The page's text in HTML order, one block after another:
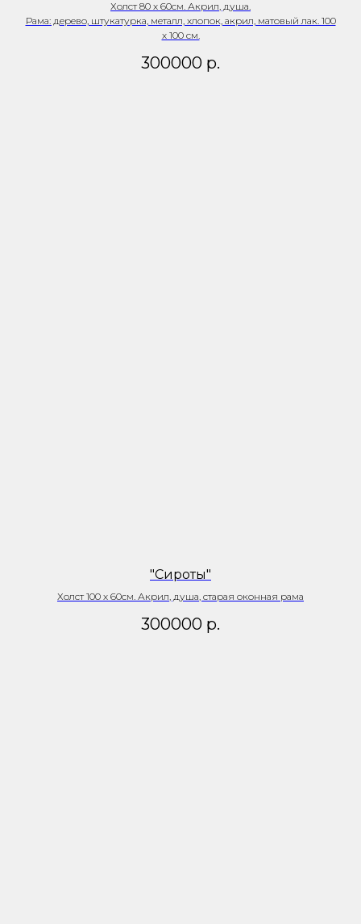
Холст 80 х 60см. Акрил, душа.
Рама: дерево, штукатурка, металл, хлопок, акрил, матовый лак. 100
х 100 см.
300000 р.
"Сироты"
Холст 100 х 60см. Акрил, душа, старая оконная рама
300000 р.